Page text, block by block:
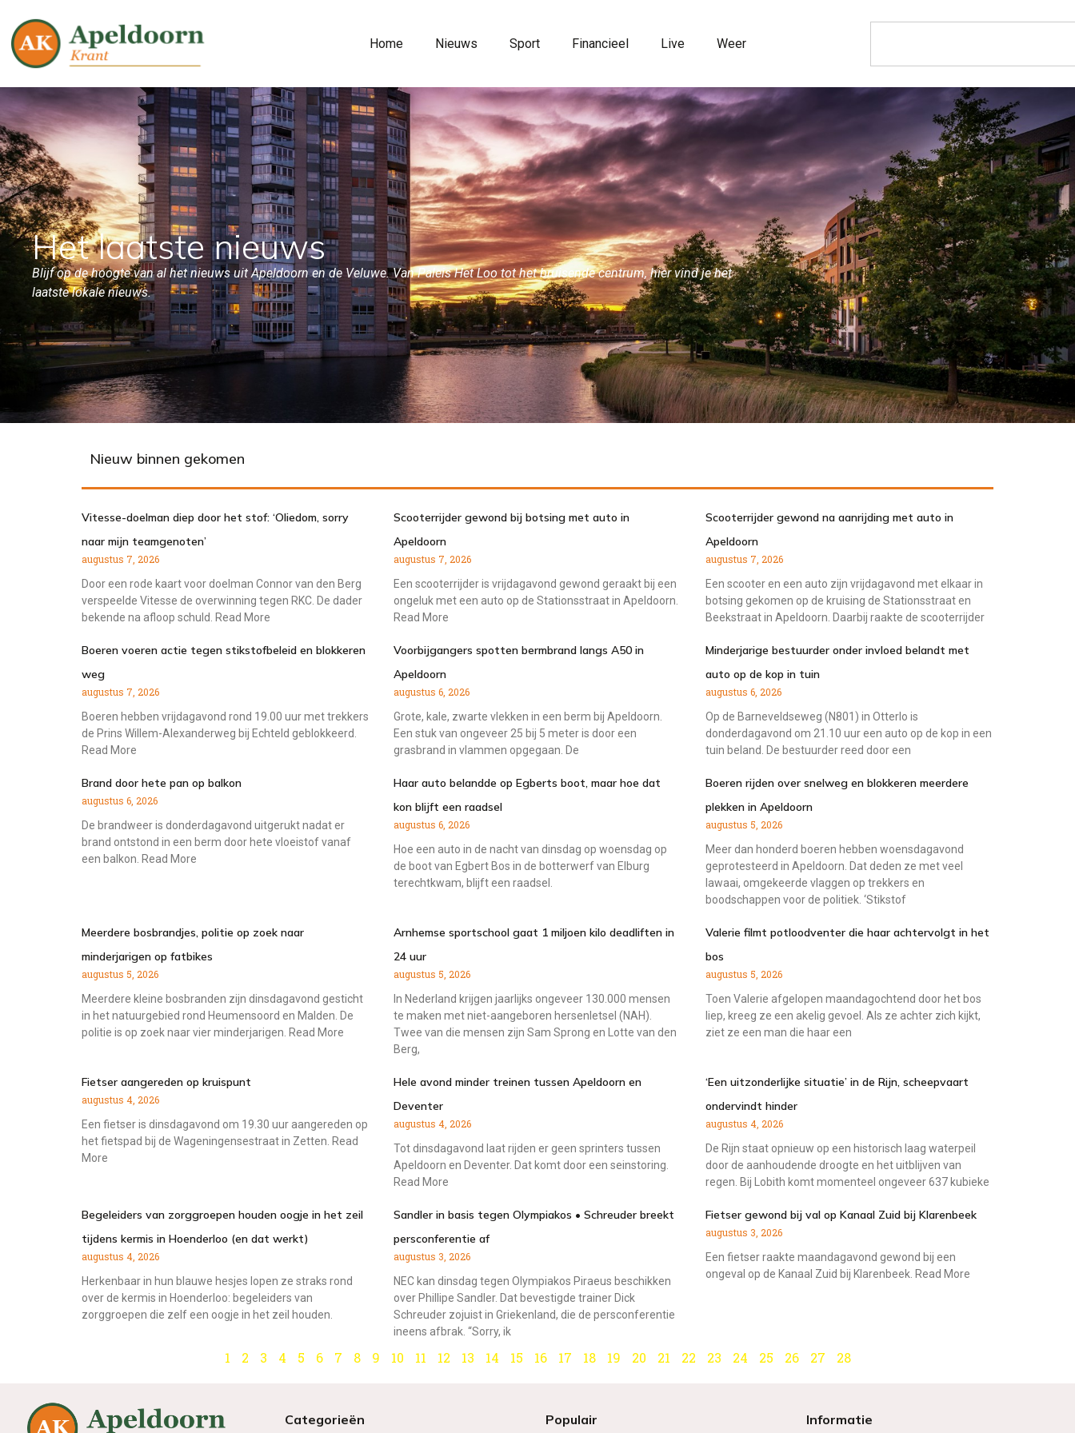
Home Nieuws Sport Financieel Live Weer
Het laatste nieuws
Blijf op de hoogte van al het nieuws uit Apeldoorn en de Veluwe. Van Paleis Het Loo tot het bruisende centrum, hier vind je het
laatste lokale nieuws.
Nieuw binnen gekomen
Vitesse-doelman diep door het stof: ‘Oliedom, sorry
naar mijn teamgenoten’
augustus 7, 2026
Door een rode kaart voor doelman Connor van den Berg
verspeelde Vitesse de overwinning tegen RKC. De dader
bekende na afloop schuld. Read More
Scooterrijder gewond bij botsing met auto in
Apeldoorn
augustus 7, 2026
Een scooterrijder is vrijdagavond gewond geraakt bij een
ongeluk met een auto op de Stationsstraat in Apeldoorn.
Read More
Scooterrijder gewond na aanrijding met auto in
Apeldoorn
augustus 7, 2026
Een scooter en een auto zijn vrijdagavond met elkaar in
botsing gekomen op de kruising de Stationsstraat en
Beekstraat in Apeldoorn. Daarbij raakte de scooterrijder
Boeren voeren actie tegen stikstofbeleid en blokkeren
weg
augustus 7, 2026
Boeren hebben vrijdagavond rond 19.00 uur met trekkers
de Prins Willem-Alexanderweg bij Echteld geblokkeerd.
Read More
Voorbijgangers spotten bermbrand langs A50 in
Apeldoorn
augustus 6, 2026
Grote, kale, zwarte vlekken in een berm bij Apeldoorn.
Een stuk van ongeveer 25 bij 5 meter is door een
grasbrand in vlammen opgegaan. De
Minderjarige bestuurder onder invloed belandt met
auto op de kop in tuin
augustus 6, 2026
Op de Barneveldseweg (N801) in Otterlo is
donderdagavond om 21.10 uur een auto op de kop in een
tuin beland. De bestuurder reed door een
Brand door hete pan op balkon
augustus 6, 2026
De brandweer is donderdagavond uitgerukt nadat er
brand ontstond in een berm door hete vloeistof vanaf
een balkon. Read More
Haar auto belandde op Egberts boot, maar hoe dat
kon blijft een raadsel
augustus 6, 2026
Hoe een auto in de nacht van dinsdag op woensdag op
de boot van Egbert Bos in de botterwerf van Elburg
terechtkwam, blijft een raadsel.
Boeren rijden over snelweg en blokkeren meerdere
plekken in Apeldoorn
augustus 5, 2026
Meer dan honderd boeren hebben woensdagavond
geprotesteerd in Apeldoorn. Dat deden ze met veel
lawaai, omgekeerde vlaggen op trekkers en
boodschappen voor de politiek. ‘Stikstof
Meerdere bosbrandjes, politie op zoek naar
minderjarigen op fatbikes
augustus 5, 2026
Meerdere kleine bosbranden zijn dinsdagavond gesticht
in het natuurgebied rond Heumensoord en Malden. De
politie is op zoek naar vier minderjarigen. Read More
Arnhemse sportschool gaat 1 miljoen kilo deadliften in
24 uur
augustus 5, 2026
In Nederland krijgen jaarlijks ongeveer 130.000 mensen
te maken met niet-aangeboren hersenletsel (NAH).
Twee van die mensen zijn Sam Sprong en Lotte van den
Berg,
Valerie filmt potloodventer die haar achtervolgt in het
bos
augustus 5, 2026
Toen Valerie afgelopen maandagochtend door het bos
liep, kreeg ze een akelig gevoel. Als ze achter zich kijkt,
ziet ze een man die haar een
Fietser aangereden op kruispunt
augustus 4, 2026
Een fietser is dinsdagavond om 19.30 uur aangereden op
het fietspad bij de Wageningensestraat in Zetten. Read
More
Hele avond minder treinen tussen Apeldoorn en
Deventer
augustus 4, 2026
Tot dinsdagavond laat rijden er geen sprinters tussen
Apeldoorn en Deventer. Dat komt door een seinstoring.
Read More
‘Een uitzonderlijke situatie’ in de Rijn, scheepvaart
ondervindt hinder
augustus 4, 2026
De Rijn staat opnieuw op een historisch laag waterpeil
door de aanhoudende droogte en het uitblijven van
regen. Bij Lobith komt momenteel ongeveer 637 kubieke
Begeleiders van zorggroepen houden oogje in het zeil
tijdens kermis in Hoenderloo (en dat werkt)
augustus 4, 2026
Herkenbaar in hun blauwe hesjes lopen ze straks rond
over de kermis in Hoenderloo: begeleiders van
zorggroepen die zelf een oogje in het zeil houden.
Sandler in basis tegen Olympiakos • Schreuder breekt
persconferentie af
augustus 3, 2026
NEC kan dinsdag tegen Olympiakos Piraeus beschikken
over Phillipe Sandler. Dat bevestigde trainer Dick
Schreuder zojuist in Griekenland, die de persconferentie
ineens afbrak. “Sorry, ik
Fietser gewond bij val op Kanaal Zuid bij Klarenbeek
augustus 3, 2026
Een fietser raakte maandagavond gewond bij een
ongeval op de Kanaal Zuid bij Klarenbeek. Read More
1 2 3 4 5 6 7 8 9 10 11 12 13 14 15 16 17 18 19 20 21 22 23 24 25 26 27 28
Categorieën Populair Informatie